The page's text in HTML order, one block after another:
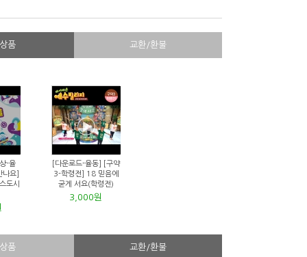
품 교환/환불
-율
요]
도시
[다운로드-율동] [구약
3-학령전] 18 믿음에
굳게 서요(학령전)
3,000원
품 교환/환불